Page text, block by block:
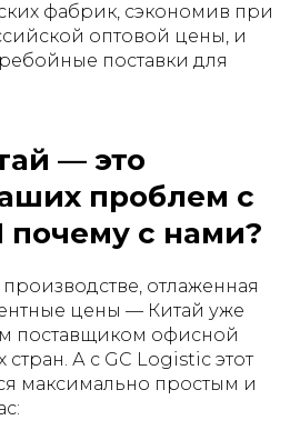
фабрик, сэкономив при
оптовой цены, и
поставки для
— это
проблем с
почему с нами?
отлаженная
цены — Китай уже
поставщиком офисной
А с GC Logistic этот
максимально простым и